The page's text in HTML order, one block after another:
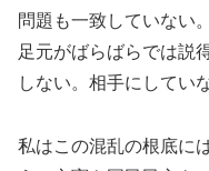
問題も一致していない
足元がばらばらでは説
しない。相手にしてい
私はこの混乱の根底に